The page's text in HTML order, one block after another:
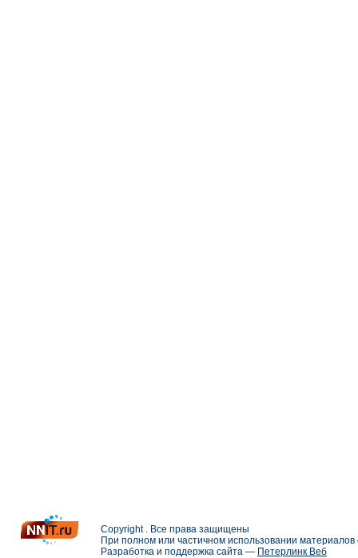
Copyright . Все права защищены
При полном или частичном использовании
Разработка и поддержка сайта — Петерлинк Веб